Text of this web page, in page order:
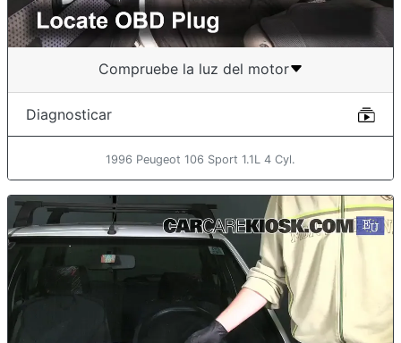
Compruebe la luz del motor
Diagnosticar
1996 Peugeot 106 Sport 1.1L 4 Cyl.